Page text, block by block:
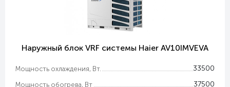
Наружный блок VRF системы Haier AV10IMVEVA
Мощность охлаждения, Вт. 33500
Мощность обогрева, Вт 37500